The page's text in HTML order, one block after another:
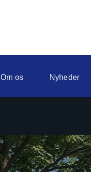
Om os Nyheder